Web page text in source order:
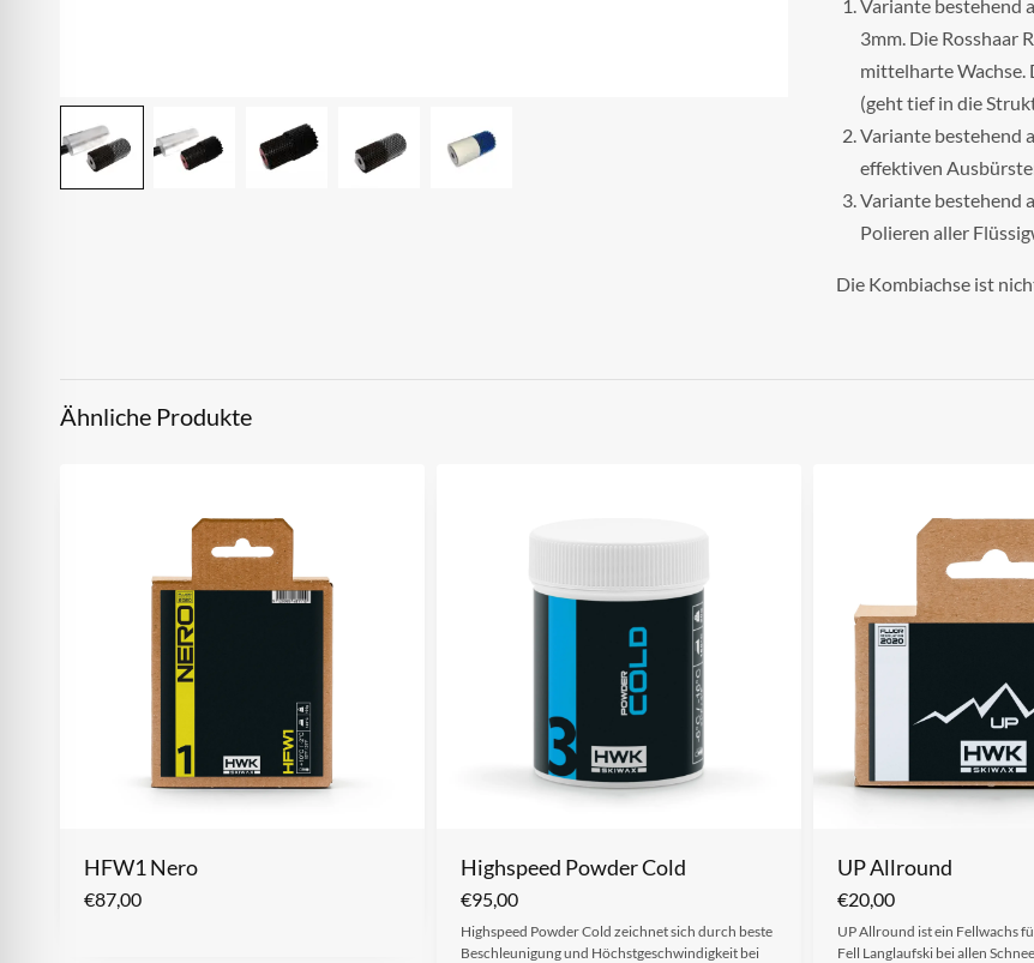
Variante bestehend
3mm. Die Rosshaar
mittelharte Wachse.
(geht tief in die
Variante bestehend
effektiven
Variante bestehend
Polieren aller
Die Kombiachse ist
Ähnliche Produkte
HFW1 Nero
€87,00
Highspeed Powder Cold
€95,00
Highspeed Powder Cold zeichnet sich durch beste
Beschleunigung und Höchstgeschwindigkeit bei
UP Allround
€20,00
UP Allround ist ein Fellwachs
Fell Langlaufski bei allen